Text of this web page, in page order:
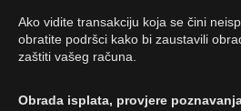
Ako vidite transakciju koja se čini
obratite podršci kako bi zaustavili
zaštiti vašeg računa.
Obrada isplata, provjere